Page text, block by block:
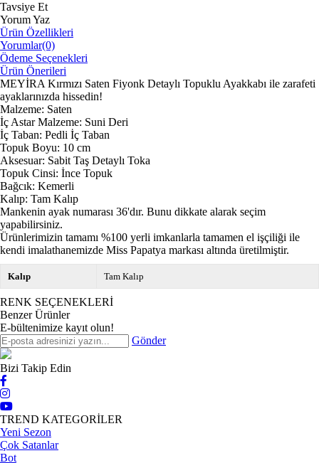
Tavsiye Et
Yorum Yaz
Ürün Özellikleri
Yorumlar(0)
Ödeme Seçenekleri
Ürün Önerileri
MEYİRA Kırmızı Saten Fiyonk Detaylı Topuklu Ayakkabı ile zarafeti
ayaklarınızda hissedin!
Malzeme: Saten
İç Astar Malzeme: Suni Deri
İç Taban: Pedli İç Taban
Topuk Boyu: 10 cm
Aksesuar: Sabit Taş Detaylı Toka
Topuk Cinsi: İnce Topuk
Bağcık: Kemerli
Kalıp: Tam Kalıp
Mankenin ayak numarası 36'dır. Bunu dikkate alarak seçim
yapabilirsiniz.
Ürünlerimizin tamamı %100 yerli imkanlarla tamamen el işçiliği ile
kendi imalathanemizde Miss Papatya markası altında üretilmiştir.
Kalıp Tam Kalıp
RENK SEÇENEKLERİ
Benzer Ürünler
E-bültenimize kayıt olun!
Gönder
Bizi Takip Edin
TREND KATEGORİLER
Yeni Sezon
Çok Satanlar
Bot